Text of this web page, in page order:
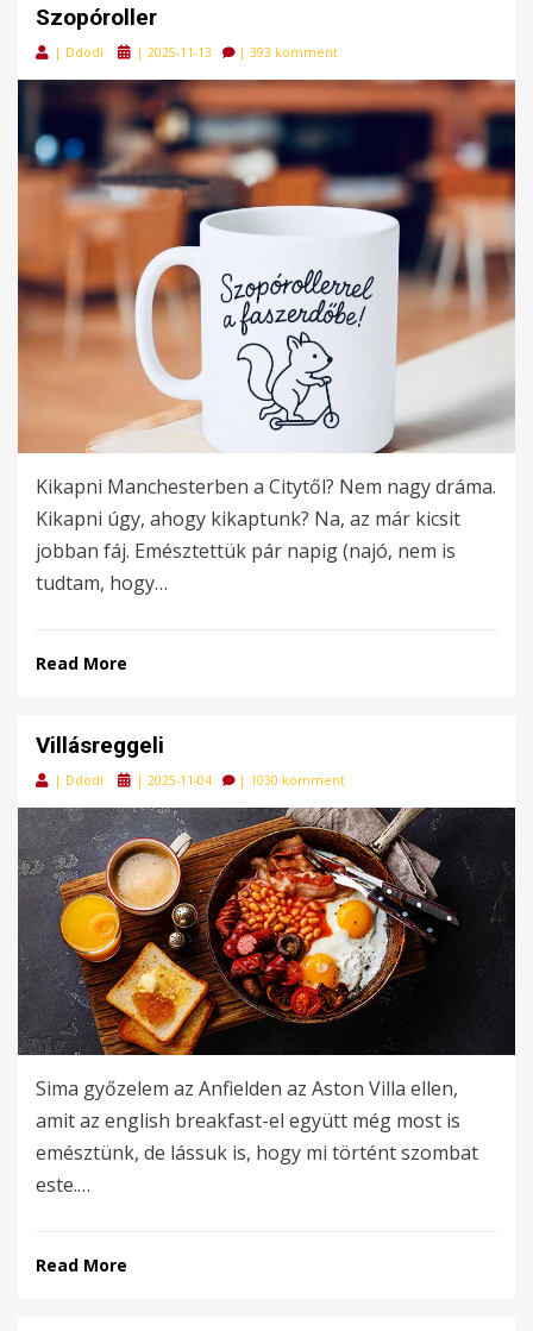
Szopóroller
| Ddodi
Posted
| 2025-11-13 | 393 komment
Kikapni Manchesterben a Citytől? Nem nagy dráma.
Kikapni úgy, ahogy kikaptunk? Na, az már kicsit
jobban fáj. Emésztettük pár napig (najó, nem is
tudtam, hogy…
Read More
Villásreggeli
| Ddodi
Posted
| 2025-11-04 | 1030 komment
Sima győzelem az Anfielden az Aston Villa ellen,
amit az english breakfast-el együtt még most is
emésztünk, de lássuk is, hogy mi történt szombat
este.…
Read More